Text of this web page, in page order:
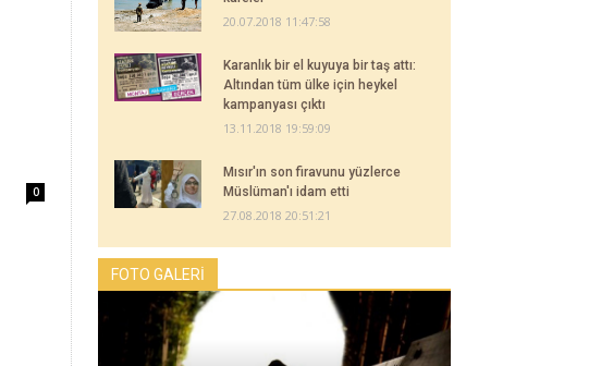
0
20.07.2018 11:47:58
Karanlık bir el kuyuya bir taş attı:
Altından tüm ülke için heykel
kampanyası çıktı
13.11.2018 19:59:09
Mısır'ın son firavunu yüzlerce
Müslüman'ı idam etti
27.08.2018 20:51:21
FOTO GALERİ